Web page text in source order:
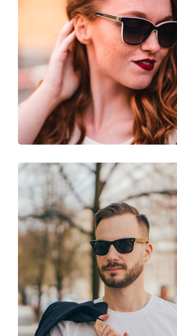
Catégorie:
Marque:
Utilisation:
Sport:
Code: